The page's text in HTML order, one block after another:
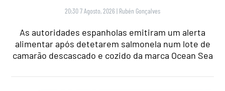
20:30 7 Agosto, 2026 | Rubén Gonçalves
As autoridades espanholas emitiram um alerta
alimentar após detetarem salmonela num lote de
camarão descascado e cozido da marca Ocean Sea